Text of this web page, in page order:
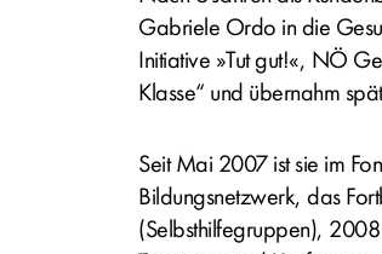
Gabriele Ordo in die
Initiative »Tut gut!«, NÖ
Klasse“ und übernahm
Seit Mai 2007 ist sie im
Bildungsnetzwerk, das
(Selbsthilfegruppen),